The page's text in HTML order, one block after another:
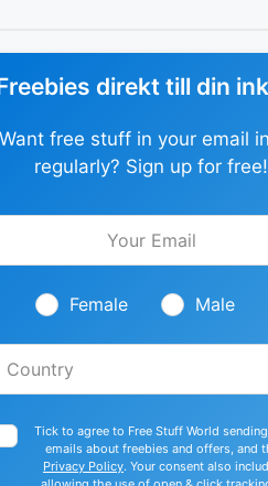
direkt till din
Want free stuff in your email
regularly? Sign up for free!
blank
Female Male
Tick to agree to Free Stuff World
emails about freebies and offers, and
Privacy Policy. Your consent also